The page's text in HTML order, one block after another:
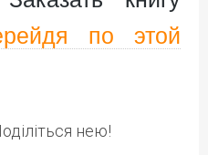
по этой
нею!